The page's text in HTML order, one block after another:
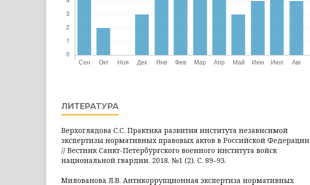
ЛИТЕРАТУРА
Верхоглядова С.С. Практика развития института независимой
экспертизы нормативных правовых актов в Российской Федерации
// Вестник Санкт-Петербургского военного института войск
национальной гвардии. 2018. №1 (2). С. 89–93.
Милованова Л.В. Антикоррупционная экспертиза нормативных